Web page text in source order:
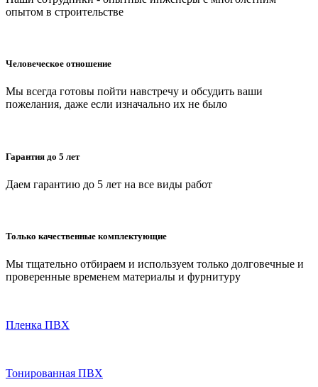
опытом в строительстве
Человеческое отношение
Мы всегда готовы пойти навстречу и обсудить ваши
пожелания, даже если изначально их не было
Гарантия до 5 лет
Даем гарантию до 5 лет на все виды работ
Только качественные комплектующие
Мы тщательно отбираем и используем только долговечные и
проверенные временем материалы и фурнитуру
Пленка ПВХ
Тонированная ПВХ